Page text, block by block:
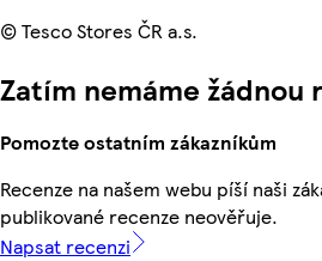
© Tesco Stores ČR a.s.
Zatím nemáme žádnou
Pomozte ostatním zákazníkům
Recenze na našem webu píší naši
publikované recenze neověřuje.
Napsat recenzi